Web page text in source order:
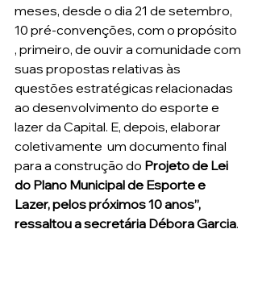
meses, desde o dia 21 de setembro,
10 pré-convenções, com o propósito
, primeiro, de ouvir a comunidade com
suas propostas relativas às
questões estratégicas relacionadas
ao desenvolvimento do esporte e
lazer da Capital. E, depois, elaborar
coletivamente  um documento final
para a construção do Projeto de Lei
do Plano Municipal de Esporte e
Lazer, pelos próximos 10 anos”,
ressaltou a secretária Débora Garcia.